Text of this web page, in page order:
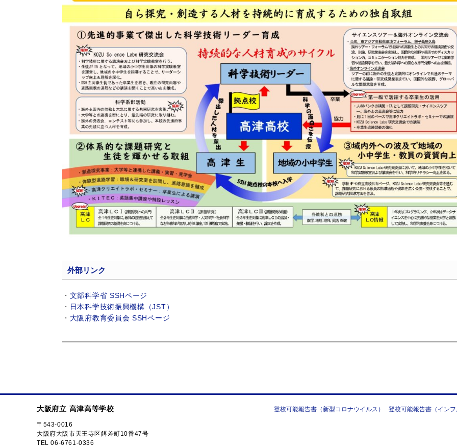
外部リンク
・ 文部科学省 SSHページ
・ 日本科学技術振興機構（JST）
・ 大阪府教育委員会 SSHページ
大阪府立 高津高等学校
〒543-0016
大阪府大阪市天王寺区餌差町10番47号
TEL 06-6761-0336
登校可能報告書（新型コロナウイルス） 登校可能報告書（イン